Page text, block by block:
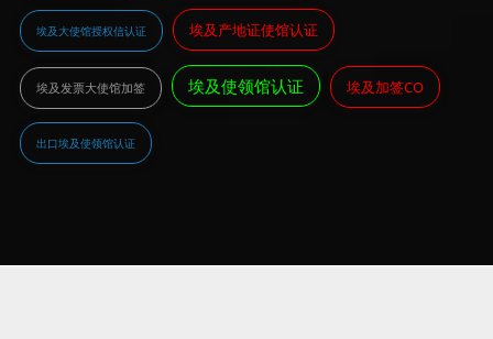
埃及大使馆授权信认证 埃及产地证使馆认证
埃及发票大使馆加签 埃及使领馆认证 埃及加签CO
出口埃及使领馆认证